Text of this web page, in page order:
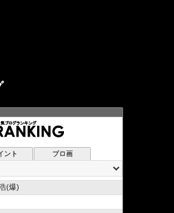
ント ブロ画
（未曾有写真 ）峠の祥龍
《未曾有（みぞう）写真》
(爆)